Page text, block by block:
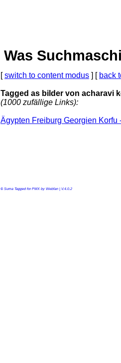
Was
[switch to content modus ] [ back
Tagged as bilder von acharavi
(1000 zufällige Links):
Ägypten Freiburg Georgien
© Suma Tagged for PMX by Webfan | V.4.0.2